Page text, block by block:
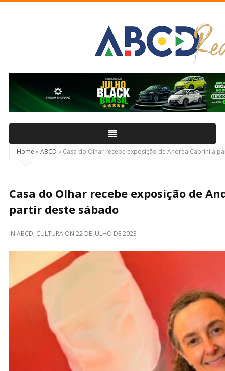
Real
Home »ABCD » Casa do Olhar recebe exposição de Andrea Cabrini a
Casa do Olhar recebe exposição de
partir deste sábado
IN ABCD, CULTURA ON 22 DE JULHO DE 2023